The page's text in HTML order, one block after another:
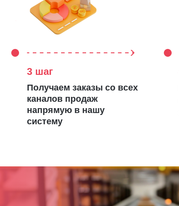
Получаем заказы со всех
каналов продаж
напрямую в нашу
систему
3 шаг